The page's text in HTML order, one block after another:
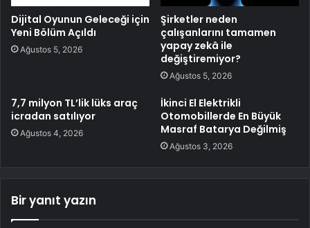
Dijital Oyunun Geleceği için
Yeni Bölüm Açıldı
Ağustos 5, 2026
Şirketler neden
çalışanlarını tamamen
yapay zekâ ile
değiştiremiyor?
Ağustos 5, 2026
7,7 milyon TL’lik lüks araç
icradan satılıyor
Ağustos 4, 2026
İkinci El Elektrikli
Otomobillerde En Büyük
Masraf Batarya Değilmiş
Ağustos 3, 2026
Bir yanıt yazın